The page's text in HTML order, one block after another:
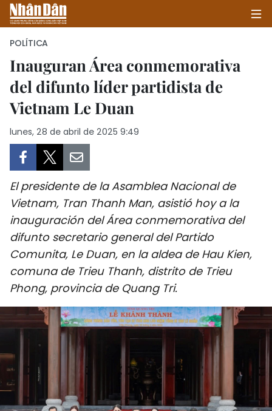
INICIO
POLÍTICA
SALUD - MEDIO AMBIENTE
CULTURA - ENTRETENIMIENTO
INTERNACIONAL
DEPORTES
VIAJES
PUENTE DE AMISTAD
HISTORIAS MULTIMEDIA
FOTOGRAFÍA
POLÍTICA
Inauguran Área conmemorativa
del difunto líder partidista de
Vietnam Le Duan
lunes, 28 de abril de 2025 9:49
El presidente de la Asamblea Nacional de
Vietnam, Tran Thanh Man, asistió hoy a la
inauguración del Área conmemorativa del
difunto secretario general del Partido
Comunita, Le Duan, en la aldea de Hau Kien,
comuna de Trieu Thanh, distrito de Trieu
Phong, provincia de Quang Tri.